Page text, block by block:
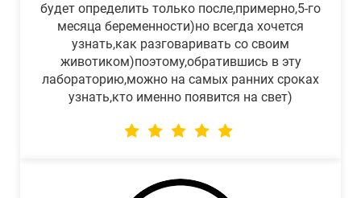
будет определить только после,примерно,5-го
месяца беременности)но всегда хочется
узнать,как разговаривать со своим
животиком)поэтому,обратившись в эту
лабораторию,можно на самых ранних сроках
узнать,кто именно появится на свет)